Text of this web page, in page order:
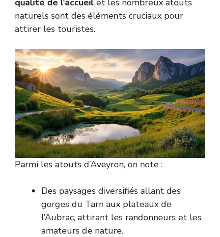
qualité de l’accueil et les nombreux atouts
naturels sont des éléments cruciaux pour
attirer les touristes.
Parmi les atouts d’Aveyron, on note :
Des paysages diversifiés allant des
gorges du Tarn aux plateaux de
l’Aubrac, attirant les randonneurs et les
amateurs de nature.